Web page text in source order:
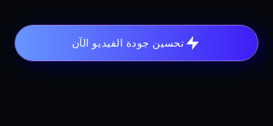
تحسين جودة الفيديو الآن